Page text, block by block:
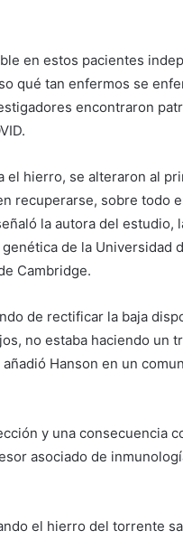
en estos pacientes
qué tan enfermos se
encontraron
el hierro, se alteraron al
recuperarse, sobre todo
la autora del estudio,
de la Universidad
Cambridge.
de rectificar la baja
no estaba haciendo un
Hanson en un
y una consecuencia
asociado de
el hierro del torrente